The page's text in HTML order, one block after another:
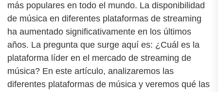
más populares en todo el mundo. La disponibilidad
de música en diferentes plataformas de streaming
ha aumentado significativamente en los últimos
años. La pregunta que surge aquí es: ¿Cuál es la
plataforma líder en el mercado de streaming de
música? En este artículo, analizaremos las
diferentes plataformas de música y veremos qué las